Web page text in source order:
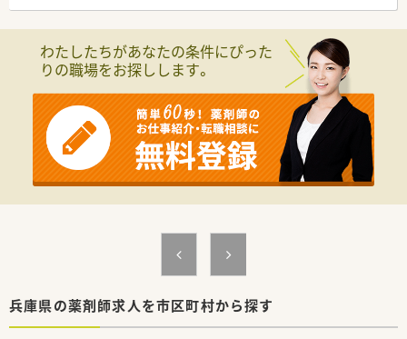
■事業拡大に伴い、将来的に店舗運営や管理を任せられる意欲的
な方を募集します。
■独立志向をお持ちの方や、新しい業態での店舗作りに興味があ
■経験を活かして高年収を目指したい方や、キャリアアップを望
む方に最適です。
【法人特徴について】
■ボランタリーチェーン事業を行う企業が母体で、新しい薬局モ
デルを構築中です。
■都市型ドラッグストアの機能を持ち、物販やサービスで集客を
■独立支援を前提とした店舗運営を行っており、将来の経営者育
■年収は450万円から600万円の範囲で、経験や能力を考慮して
決定されます。
わたしたちがあなたの条件にぴった
りの職場をお探しします。
兵庫県の薬剤師求人を市区町村から探す